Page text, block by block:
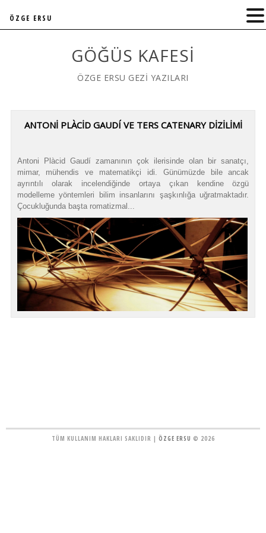
GÖĞÜS KAFESI
ÖZGE ERSU GEZİ YAZILARI
ANTONİ PLÀCİD GAUDÍ VE TERS CATENARY DİZİLİMİ
Antoni Plàcid Gaudí zamanının çok ilerisinde olan bir sanatçı,
mimar, mühendis ve matematikçi idi. Günümüzde bile ancak
ayrıntılı olarak incelendiğinde ortaya çıkan kendine özgü
modelleme yöntemleri bilim insanlarını şaşkınlığa uğratmaktadır.
Çocukluğunda başta romatizmal...
TÜM KULLANIM HAKLARI SAKLIDIR | ÖZGE ERSU © 2026
ÖZGE ERSU